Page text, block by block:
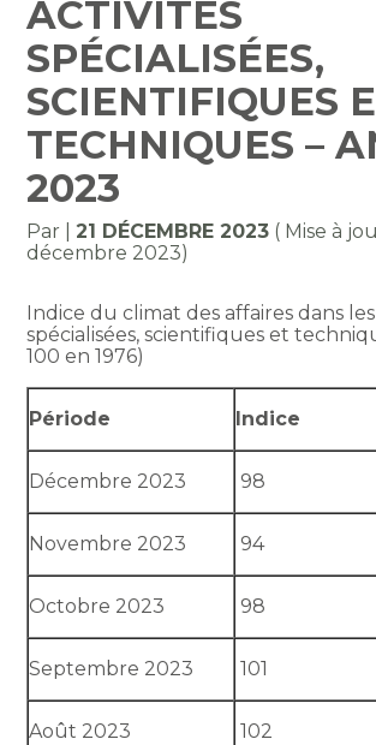
ACTIVITÉS
SPÉCIALISÉES,
SCIENTIFIQUES
TECHNIQUES –
2023
Par |21 DÉCEMBRE 2023 ( Mise à
décembre 2023)
Indice du climat des affaires dans
spécialisées, scientifiques et
100 en 1976)
Période Indice
Décembre 2023 98
Novembre 2023 94
Octobre 2023 98
Septembre 2023 101
Août 2023 102